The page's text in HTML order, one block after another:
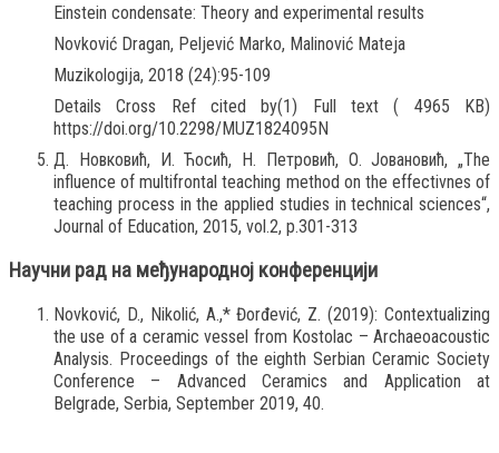
Einstein condensate: Theory and experimental results
Novković Dragan, Peljević Marko, Malinović Mateja
Muzikologija, 2018 (24):95-109
Details Cross Ref cited by(1) Full text ( 4965 KB)
https://doi.org/10.2298/MUZ1824095N
Д. Новковић, И. Ћосић, Н. Петровић, О. Јовановић, „The
influence of multifrontal teaching method on the effectivnes of
teaching process in the applied studies in technical sciences“,
Journal of Education, 2015, vol.2, p.301-313
Научни рад на међународној конференцији
Novković, D., Nikolić, A.,* Đorđević, Z. (2019): Contextualizing
the use of a ceramic vessel from Kostolac – Archaeoacoustic
Analysis. Proceedings of the eighth Serbian Ceramic Society
Conference – Advanced Ceramics and Application at
Belgrade, Serbia, September 2019, 40.